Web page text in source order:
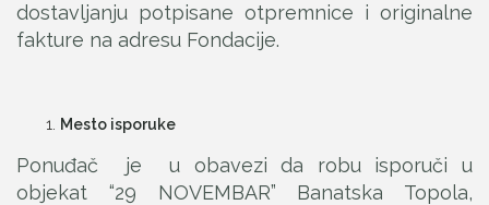
dostavljanju potpisane otpremnice i originalne
fakture na adresu Fondacije.
Mesto isporuke
Ponuđač je u obavezi da robu isporuči u
objekat “29 NOVEMBAR” Banatska Topola,